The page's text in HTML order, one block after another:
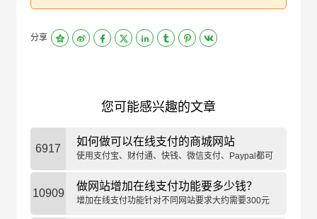
分享
您可能感兴趣的文章
6917
如何做可以在线支付的商城网站
使用支付宝、财付通、快钱、微信支付、Paypal都可
10909
做网站增加在线支付功能要多少钱？
增加在线支付功能针对不同网站要求大约需要300元